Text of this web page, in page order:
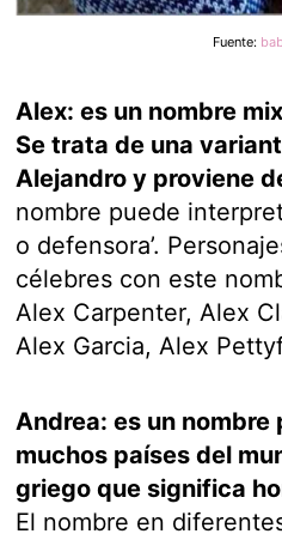
Fuente:
Alex: es un nombre
Se trata de una
Alejandro y proviene
nombre puede
o defensora’.
célebres con este
Alex Carpenter, Alex
Alex Garcia, Alex
Andrea: es un nombre
muchos países del
griego que significa
El nombre en